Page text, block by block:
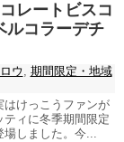
レートビスコ
ルコラーデチ
ウ , 期間限定・地域
はけっこうファンが
ィに冬季期間限定
場しました。今...